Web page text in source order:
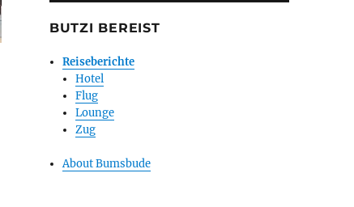
BUTZI BEREIST
Reiseberichte
Hotel
Flug
Lounge
Zug
About Bumsbude